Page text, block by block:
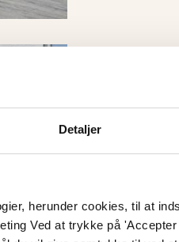
Detaljer
herunder cookies, til at
Ved at trykke på